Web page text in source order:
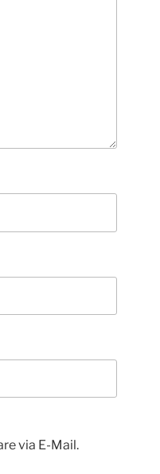
via E-Mail.